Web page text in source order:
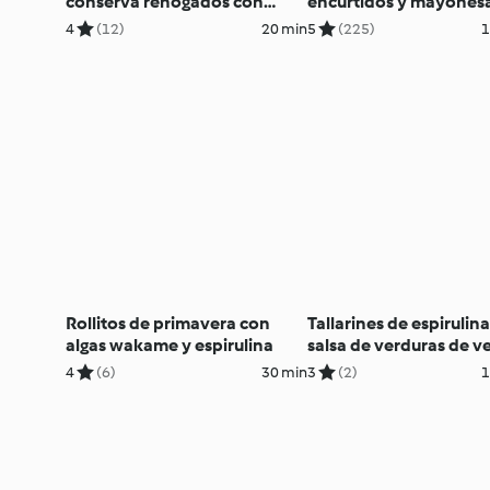
beicon
4 (12) 20 min5 (225)
Rollitos de primavera con
algas wakame y espirulina
4 (6) 30 min
Tallarines de
salsa de verduras de
3 (2)